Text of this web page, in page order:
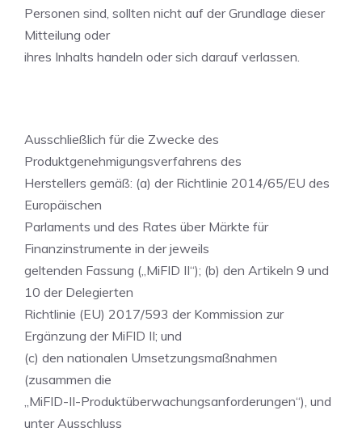
Personen sind, sollten nicht auf der Grundlage dieser
Mitteilung oder
ihres Inhalts handeln oder sich darauf verlassen.
Ausschließlich für die Zwecke des
Produktgenehmigungsverfahrens des
Herstellers gemäß: (a) der Richtlinie 2014/65/EU des
Europäischen
Parlaments und des Rates über Märkte für
Finanzinstrumente in der jeweils
geltenden Fassung („MiFID II“); (b) den Artikeln 9 und
10 der Delegierten
Richtlinie (EU) 2017/593 der Kommission zur
Ergänzung der MiFID II; und
(c) den nationalen Umsetzungsmaßnahmen
(zusammen die
„MiFID-II-Produktüberwachungsanforderungen“), und
unter Ausschluss